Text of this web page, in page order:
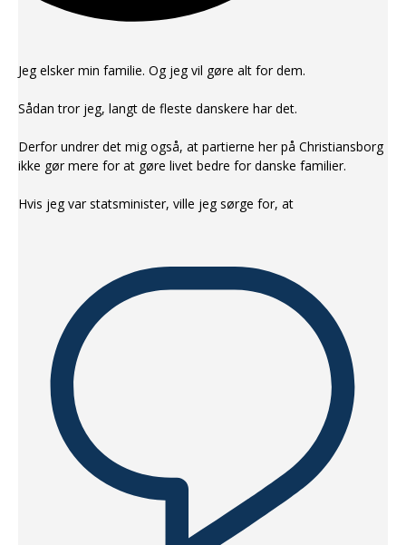
Jeg elsker min familie. Og jeg vil gøre alt for dem.
Sådan tror jeg, langt de fleste danskere har det.
Derfor undrer det mig også, at partierne her på Christiansborg
ikke gør mere for at gøre livet bedre for danske familier.
Hvis jeg var statsminister, ville jeg sørge for, at